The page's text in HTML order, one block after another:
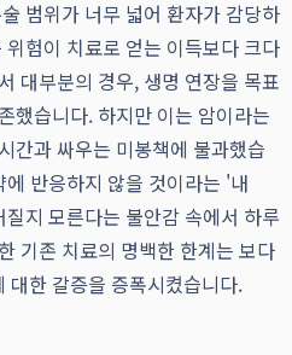
범위가 너무 넓어 환자가 감당하
험이 치료로 얻는 이득보다 크다
대부분의 경우, 생명 연장을 목표
했습니다. 하지만 이는 암이라는
간과 싸우는 미봉책에 불과했습
반응하지 않을 것이라는 '내
지 모른다는 불안감 속에서 하루
기존 치료의 명백한 한계는 보다
대한 갈증을 증폭시켰습니다.